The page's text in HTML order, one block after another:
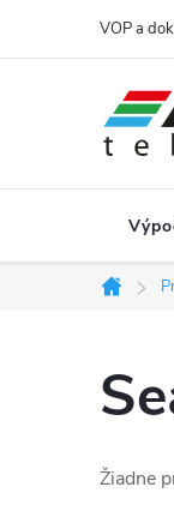
VOP a
Domov
Žiadne